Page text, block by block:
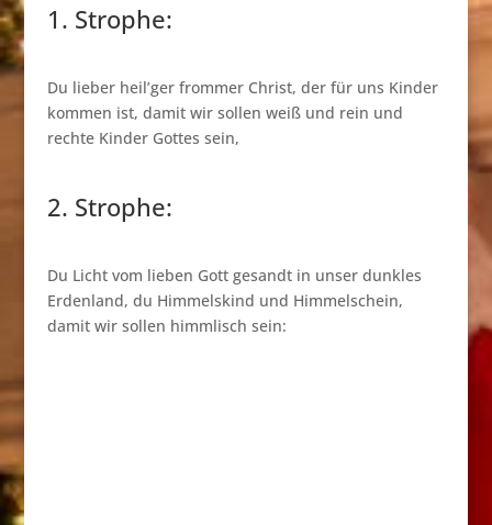
1. Strophe:
Du lieber heil’ger frommer Christ, der für uns Kinder
kommen ist, damit wir sollen weiß und rein und
rechte Kinder Gottes sein,
2. Strophe:
Du Licht vom lieben Gott gesandt in unser dunkles
Erdenland, du Himmelskind und Himmelschein,
damit wir sollen himmlisch sein: